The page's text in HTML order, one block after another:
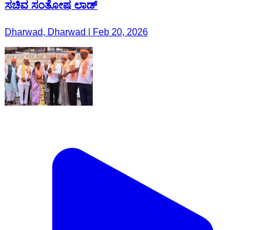
ಸಚಿವ ಸಂತೋಷ ಲಾಡ್
Dharwad, Dharwad | Feb 20, 2026